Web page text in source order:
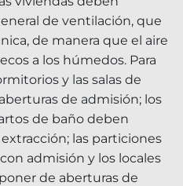
de ventilación, que
de manera que el aire
a los húmedos. Para
y las salas de
de admisión; los
de baño deben
las particiones
admisión y los locales
de aberturas de